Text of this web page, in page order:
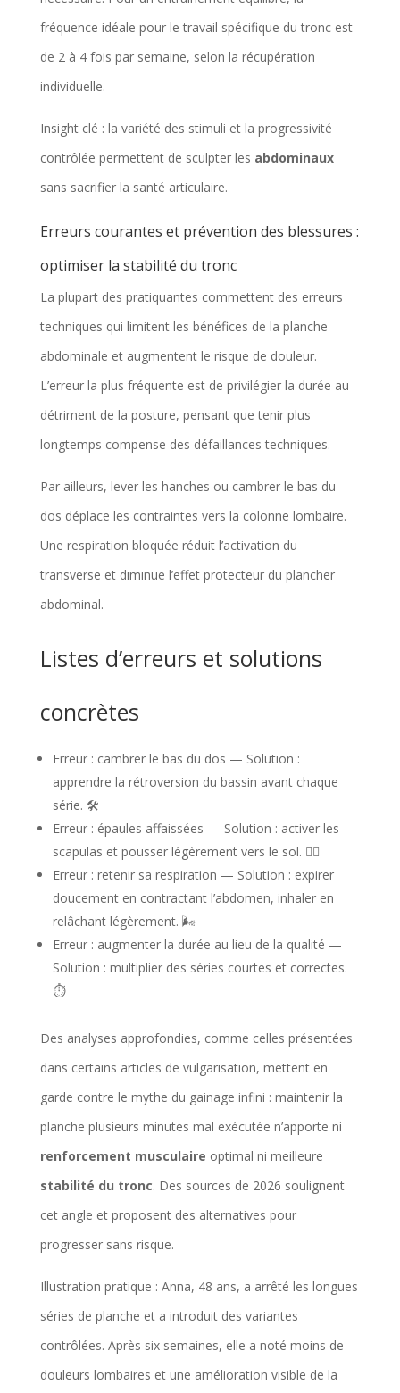
a
c
t
é
f
e
t
n
i
e
d
i
fréquence idéale pour le travail spécifique du tronc est
de 2 à 4 fois par semaine, selon la récupération
individuelle.
Insight clé : la variété des stimuli et la progressivité
contrôlée permettent de sculpter les abdominaux
sans sacrifier la santé articulaire.
Erreurs courantes et prévention des blessures :
optimiser la stabilité du tronc
La plupart des pratiquantes commettent des erreurs
techniques qui limitent les bénéfices de la planche
abdominale et augmentent le risque de douleur.
L’erreur la plus fréquente est de privilégier la durée au
détriment de la posture, pensant que tenir plus
longtemps compense des défaillances techniques.
Par ailleurs, lever les hanches ou cambrer le bas du
dos déplace les contraintes vers la colonne lombaire.
Une respiration bloquée réduit l’activation du
transverse et diminue l’effet protecteur du plancher
abdominal.
Listes d’erreurs et solutions
concrètes
Erreur : cambrer le bas du dos — Solution :
apprendre la rétroversion du bassin avant chaque
série. 🛠️
Erreur : épaules affaissées — Solution : activer les
scapulas et pousser légèrement vers le sol. 🏋️‍♀️
Erreur : retenir sa respiration — Solution : expirer
doucement en contractant l’abdomen, inhaler en
relâchant légèrement. 🌬️
Erreur : augmenter la durée au lieu de la qualité —
Solution : multiplier des séries courtes et correctes.
⏱️
Des analyses approfondies, comme celles présentées
dans certains articles de vulgarisation, mettent en
garde contre le mythe du gainage infini : maintenir la
planche plusieurs minutes mal exécutée n’apporte ni
renforcement musculaire optimal ni meilleure
stabilité du tronc. Des sources de 2026 soulignent
cet angle et proposent des alternatives pour
progresser sans risque.
Illustration pratique : Anna, 48 ans, a arrêté les longues
séries de planche et a introduit des variantes
contrôlées. Après six semaines, elle a noté moins de
douleurs lombaires et une amélioration visible de la